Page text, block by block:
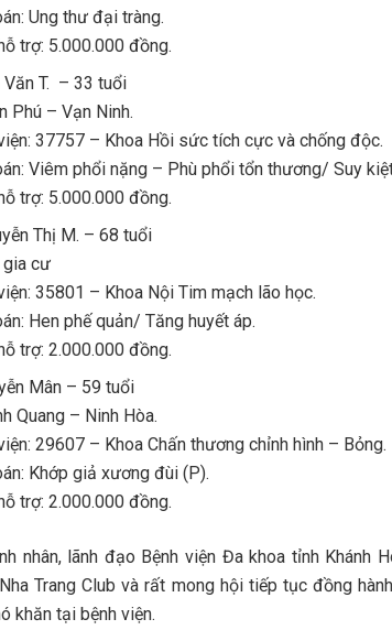
Ung thư đại tràng.
trợ: 5.000.000 đồng.
Văn T. – 33 tuổi
Phú – Vạn Ninh.
37757 – Khoa Hồi sức tích cực và chống độc.
Viêm phổi nặng – Phù phổi tổn thương/ Suy
trợ: 5.000.000 đồng.
Thị M. – 68 tuổi
cư
35801 – Khoa Nội Tim mạch lão học.
Hen phế quản/ Tăng huyết áp.
trợ: 2.000.000 đồng.
Mân – 59 tuổi
Quang – Ninh Hòa.
29607 – Khoa Chấn thương chỉnh hình – Bỏng.
Khớp giả xương đùi (P).
trợ: 2.000.000 đồng.
nhân, lãnh đạo Bệnh viện Đa khoa tỉnh
Trang Club và rất mong hội tiếp tục đồng
khăn tại bệnh viện.